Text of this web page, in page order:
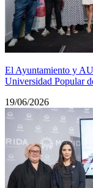
El Ayuntamiento y
Universidad Popular
19/06/2026